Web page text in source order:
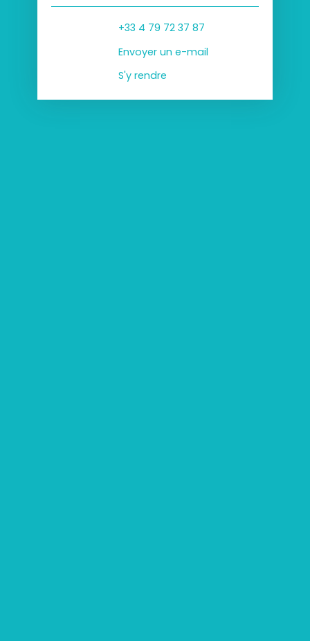
+33 4 79 72 37 87
Envoyer un e-mail
S'y rendre